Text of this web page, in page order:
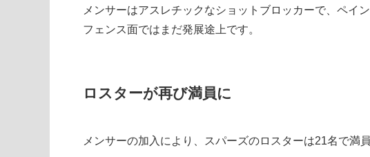
メンサーはアスレチックなショットブロッカーで、ペイ
フェンス面ではまだ発展途上です。
ロスターが再び満員に
メンサーの加入により、スパーズのロスターは21名で満